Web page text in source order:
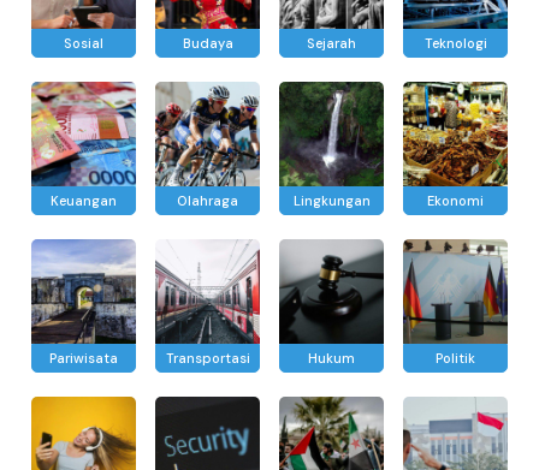
Sosial Budaya Sejarah Teknologi
Keuangan Olahraga Lingkungan Ekonomi
Pariwisata Transportasi Hukum Politik